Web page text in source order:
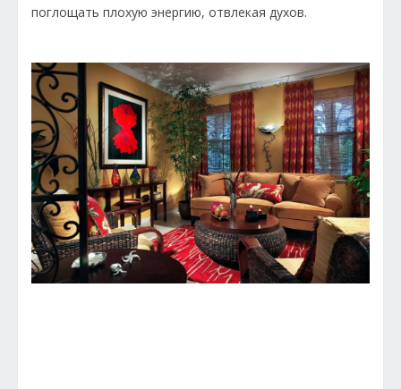
поглощать плохую энергию, отвлекая духов.